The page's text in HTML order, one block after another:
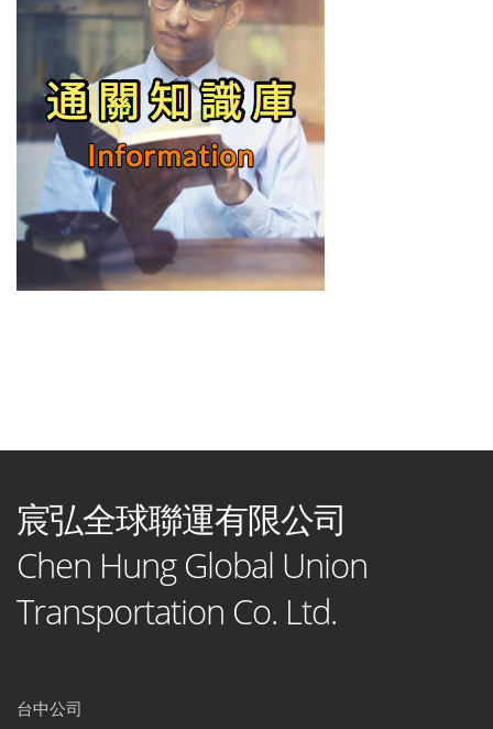
宸弘全球聯運有限公司
Chen Hung Global Union
Transportation Co. Ltd.
台中公司